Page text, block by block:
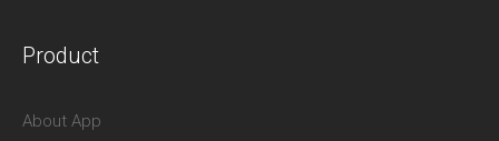
Product
About App